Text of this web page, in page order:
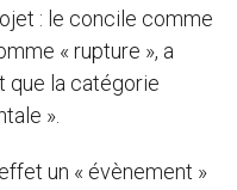
: le concile comme
« rupture », a
que la catégorie
».
un « évènement »